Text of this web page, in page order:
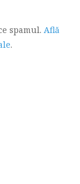
spamul. Află
.